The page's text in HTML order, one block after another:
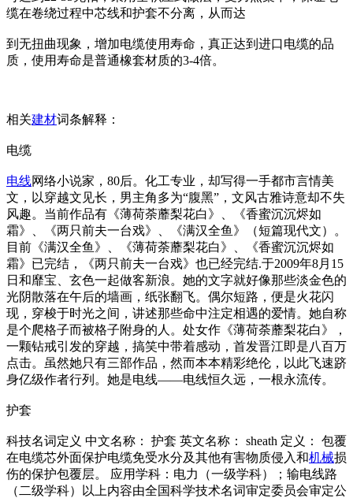
缆在卷绕过程中芯线和护套不分离，从而达
到无扭曲现象，增加电缆使用寿命，真正达到进口电缆的品
质，使用寿命是普通橡套材质的3-4倍。
相关建材词条解释：
电缆
电线网络小说家，80后。化工专业，却写得一手都市言情美
文，以穿越文见长，男主角多为“腹黑”，文风古雅诗意却不失
风趣。当前作品有《薄荷荼蘼梨花白》、《香蜜沉沉烬如
霜》、《两只前夫一台戏》、《满汉全鱼》（短篇现代文）。
目前《满汉全鱼》、《薄荷荼蘼梨花白》、《香蜜沉沉烬如
霜》已完结，《两只前夫一台戏》也已经完结.于2009年8月15
日和靡宝、玄色一起做客新浪。她的文字就好像那些淡金色的
光阴散落在午后的墙画，纸张翻飞。偶尔短路，便是火花闪
现，穿梭于时光之间，讲述那些命中注定相遇的爱情。她自称
是个爬格子而被格子附身的人。处女作《薄荷荼蘼梨花白》，
一颗钻戒引发的穿越，搞笑中带着感动，首发晋江即是八百万
点击。虽然她只有三部作品，然而本本精彩绝伦，以此飞速跻
身亿级作者行列。她是电线——电线恒久远，一根永流传。
护套
科技名词定义 中文名称： 护套 英文名称： sheath 定义： 包覆
在电缆芯外面保护电缆免受水分及其他有害物质侵入和机械损
伤的保护包覆层。 应用学科：电力（一级学科）；输电线路
（二级学科）以上内容由全国科学技术名词审定委员会审定公